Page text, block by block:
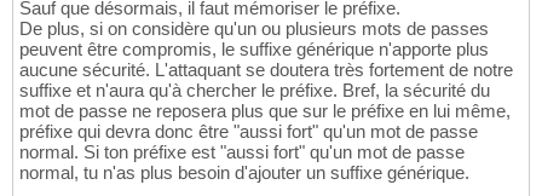
Sauf que désormais, il faut mémoriser le préfixe.
De plus, si on considère qu'un ou plusieurs mots de passes
peuvent être compromis, le suffixe générique n'apporte plus
aucune sécurité. L'attaquant se doutera très fortement de notre
suffixe et n'aura qu'à chercher le préfixe. Bref, la sécurité du
mot de passe ne reposera plus que sur le préfixe en lui même,
préfixe qui devra donc être "aussi fort" qu'un mot de passe
normal. Si ton préfixe est "aussi fort" qu'un mot de passe
normal, tu n'as plus besoin d'ajouter un suffixe générique.